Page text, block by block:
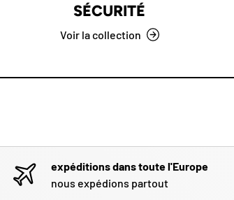
SÉCURITÉ
Voir la collection
expéditions dans toute l'Europe
nous expédions partout